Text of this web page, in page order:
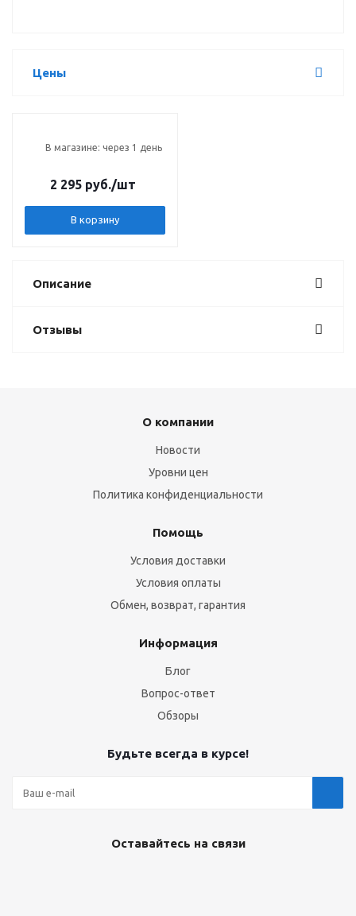
Цены
В магазине: через 1 день
2 295 руб./шт
В корзину
Описание
Отзывы
О компании
Новости
Уровни цен
Политика конфиденциальности
Помощь
Условия доставки
Условия оплаты
Обмен, возврат, гарантия
Информация
Блог
Вопрос-ответ
Обзоры
Будьте всегда в курсе!
Оставайтесь на связи